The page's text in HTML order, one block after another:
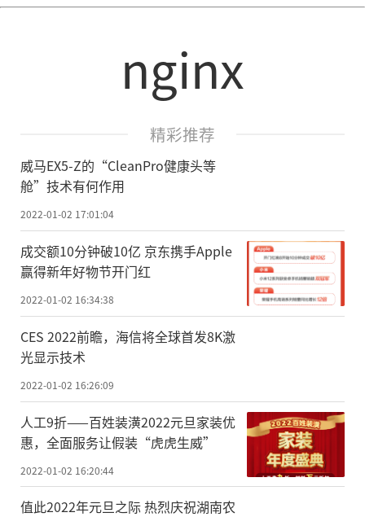
nginx
精彩推荐
威马EX5-Z的“CleanPro健康头等
舱”技术有何作用
2022-01-02 17:01:04
成交额10分钟破10亿 京东携手Apple
赢得新年好物节开门红
2022-01-02 16:34:38
CES 2022前瞻，海信将全球首发8K激
光显示技术
2022-01-02 16:26:09
人工9折——百姓装潢2022元旦家装优
惠，全面服务让假装“虎虎生威”
2022-01-02 16:20:44
值此2022年元旦之际 热烈庆祝湖南农